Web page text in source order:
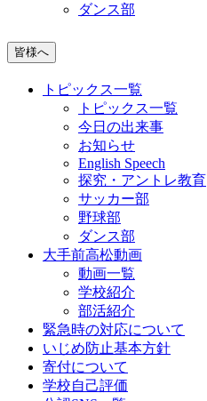
ダンス部
皆様へ
トピックス一覧
トピックス一覧
今日の出来事
お知らせ
English Speech
探究・アントレ教育
サッカー部
野球部
ダンス部
大手前高松動画
動画一覧
学校紹介
部活紹介
緊急時の対応について
いじめ防止基本方針
寄付について
学校自己評価